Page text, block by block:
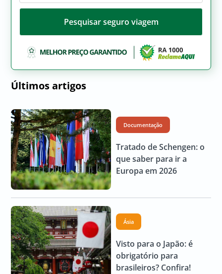
Pesquisar seguro viagem
Últimos artigos
Documentação
Tratado de Schengen: o
que saber para ir a
Europa em 2026
Ásia
Visto para o Japão: é
obrigatório para
brasileiros? Confira!